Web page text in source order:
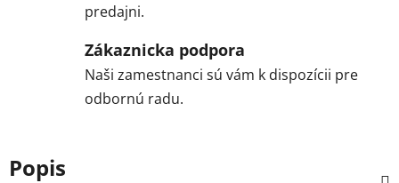
predajni.
Zákaznicka podpora
Naši zamestnanci sú vám k dispozícii pre
odbornú radu.
Popis